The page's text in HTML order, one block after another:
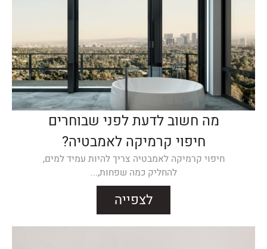
מה חשוב לדעת לפני שבוחרים
חיפוי קרמיקה לאמבטיה?
חיפוי קרמיקה לאמבטיה צריך להיות עמיד למים,
להחליק כמה שפחות,...
לצפייה